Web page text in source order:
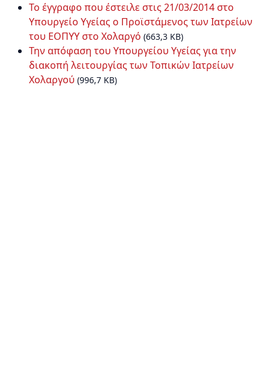
Το έγγραφο που έστειλε στις 21/03/2014 στο
Υπουργείο Υγείας ο Προϊστάμενος των Ιατρείων
του ΕΟΠΥΥ στο Χολαργό (663,3 KB)
Την απόφαση του Υπουργείου Υγείας για την
διακοπή λειτουργίας των Τοπικών Ιατρείων
Χολαργού (996,7 KB)